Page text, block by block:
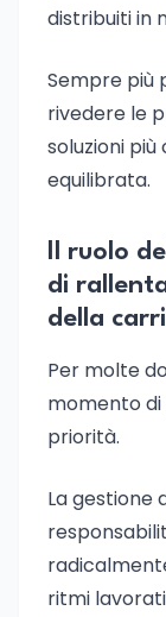
distribuiti in
Sempre più
rivedere le
soluzioni
equilibrata.
Il ruolo
di
della
Per molte
momento
priorità.
La gestione
ritmi